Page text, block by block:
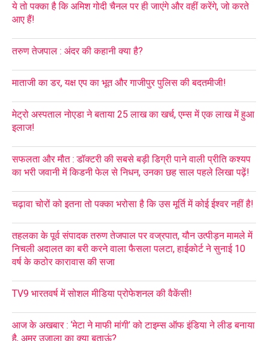
ये तो पक्का है कि अमिश गोदी चैनल पर ही जाएंगे और वहीं करेंगे, जो करते
आए हैं!
तरुण तेजपाल : अंदर की कहानी क्या है?
माताजी का डर, यक्ष एप का भूत और गाजीपुर पुलिस की बदतमीजी!
मेट्रो अस्पताल नोएडा ने बताया 25 लाख का खर्च, एम्स में एक लाख में हुआ
इलाज!
सफलता और मौत : डॉक्टरी की सबसे बड़ी डिग्री पाने वाली प्रीति कश्यप
का भरी जवानी में किडनी फेल से निधन, उनका छह साल पहले लिखा पढ़ें!
चढ़ावा चोरों को इतना तो पक्का भरोसा है कि उस मूर्ति में कोई ईश्वर नहीं है!
तहलका के पूर्व संपादक तरुण तेजपाल पर वज्रपात, यौन उत्पीड़न मामले में
निचली अदालत का बरी करने वाला फैसला पलटा, हाईकोर्ट ने सुनाई 10
वर्ष के कठोर कारावास की सजा
TV9 भारतवर्ष में सोशल मीडिया प्रोफेशनल की वैकेंसी!
आज के अखबार : ‘मेटा ने माफी मांगी’ को टाइम्स ऑफ इंडिया ने लीड बनाया
है, अमर उजाला का क्या बताऊं?